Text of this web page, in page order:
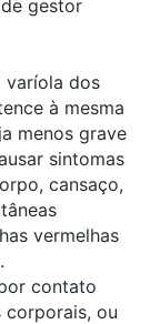
gestor
varíola dos
à mesma
menos grave
sintomas
cansaço,
vermelhas
contato
ou